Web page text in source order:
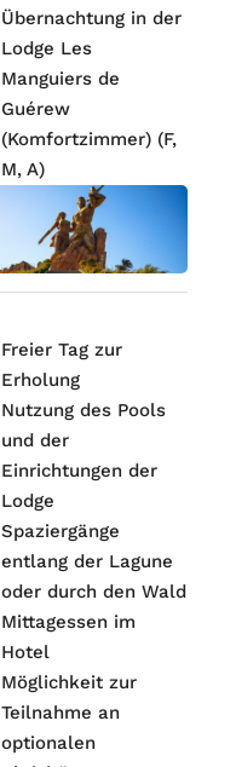
Übernachtung in der
Lodge Les
Manguiers de
Guérew
(Komfortzimmer) (F,
M, A)
Freier Tag zur
Erholung
Nutzung des Pools
und der
Einrichtungen der
Lodge
Spaziergänge
entlang der Lagune
oder durch den Wald
Mittagessen im
Hotel
Möglichkeit zur
Teilnahme an
optionalen